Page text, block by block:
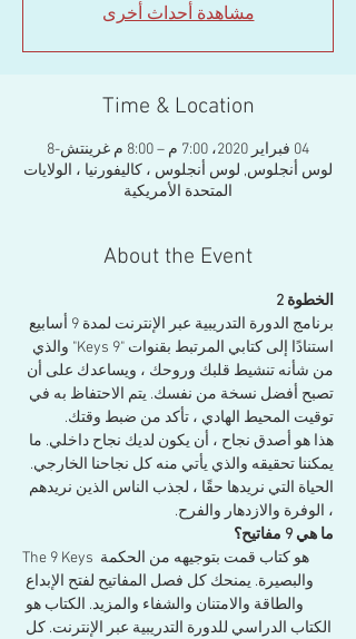
مشاهدة أحداث أخرى
Time & Location
04 فبراير 2020، 7:00 م – 8:00 م غرينتش-8
لوس أنجلوس, لوس أنجلوس ، كاليفورنيا ، الولايات
المتحدة الأمريكية
About the Event
الخطوة 2
برنامج الدورة التدريبية عبر الإنترنت لمدة 9 أسابيع
استنادًا إلى كتابي المرتبط بقنوات "9 Keys" والذي
من شأنه تنشيط قلبك وروحك ، ويساعدك على أن
تصبح أفضل نسخة من نفسك. يتم الاحتفاظ به في
توقيت المحيط الهادي ، تأكد من ضبط وقتك.
هذا هو أصدق نجاح ، أن يكون لديك نجاح داخلي. ما
يمكننا تحقيقه والذي يأتي منه كل نجاحنا الخارجي.
الحياة التي نريدها حقًا ، لجذب الناس الذين نريدهم
، الوفرة والازدهار والفرح.
ما هي 9 مفاتيح؟
The 9 Keys هو كتاب قمت بتوجيهه من الحكمة
والبصيرة. يمنحك كل فصل المفاتيح لفتح الإبداع
والطاقة والامتنان والشفاء والمزيد. الكتاب هو
الكتاب الدراسي للدورة التدريبية عبر الإنترنت. كل